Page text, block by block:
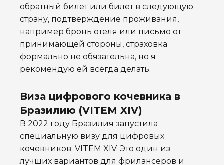
обратный билет или билет в следующую
страну, подтверждение проживания,
например бронь отеля или письмо от
принимающей стороны, страховка
формально не обязательна, но я
рекомендую ей всегда делать.
Виза цифрового кочевника в
Бразилию (VITEM XIV)
В 2022 году Бразилия запустила
специальную визу для цифровых
кочевников: VITEM XIV. Это один из
лучших вариантов для фрилансеров и